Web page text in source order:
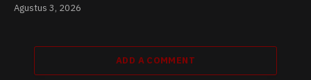
Agustus 3, 2026
ADD A COMMENT